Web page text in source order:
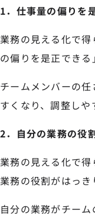
1．仕事量の偏りを
業務の見える化で
の偏りを是正できる
チームメンバーの
すくなり、調整しや
2．自分の業務の役
業務の見える化で
業務の役割がはっき
自分の業務がチー